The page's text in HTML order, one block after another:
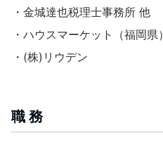
・金城達也税理士事務所 他
・ハウスマーケット（福岡県）
・(株)リウデン
職 務